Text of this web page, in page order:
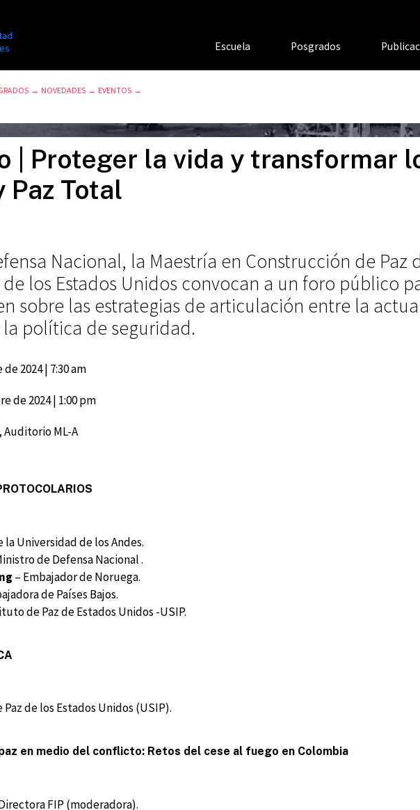
Escuela Posgrados
→ NOVEDADES → EVENTOS →
| Proteger la vida y transformar
Paz Total
Nacional, la Maestría en Construcción de Paz
los Estados Unidos convocan a un foro público
sobre las estrategias de articulación entre la
política de seguridad.
2024 | 7:30 am
de 2024 | 1:00 pm
Auditorio ML-A
la Universidad de los Andes.
de Defensa Nacional .
– Embajador de Noruega.
de Países Bajos.
de Paz de Estados Unidos -USIP.
de los Estados Unidos (USIP).
en medio del conflicto: Retos del cese al fuego en Colombia
FIP (moderadora).